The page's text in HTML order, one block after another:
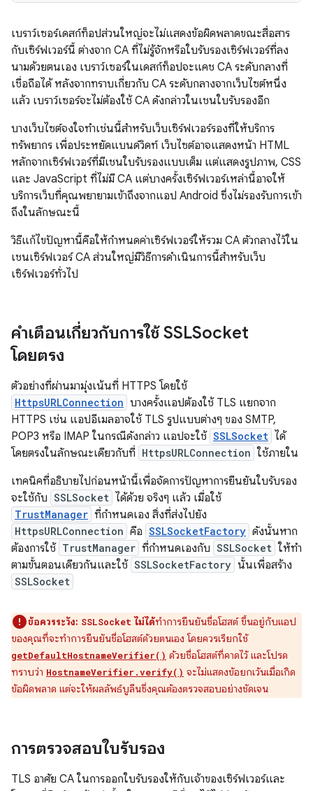
เบราว์เซอร์เดสก์ท็อปส่วนใหญ่จะไม่แสดงข้อผิดพลาดขณะสื่อสาร
กับเซิร์ฟเวอร์นี้ ต่างจาก CA ที่ไม่รู้จักหรือใบรับรองเซิร์ฟเวอร์ที่ลง
นามด้วยตนเอง เบราว์เซอร์ในเดสก์ท็อปจะแคช CA ระดับกลางที่
เชื่อถือได้ หลังจากทราบเกี่ยวกับ CA ระดับกลางจากเว็บไซต์หนึ่ง
แล้ว เบราว์เซอร์จะไม่ต้องใช้ CA ดังกล่าวในเชนใบรับรองอีก
บางเว็บไซต์จงใจทำเช่นนี้สำหรับเว็บเซิร์ฟเวอร์รองที่ให้บริการ
ทรัพยากร เพื่อประหยัดแบนด์วิดท์ เว็บไซต์อาจแสดงหน้า HTML
หลักจากเซิร์ฟเวอร์ที่มีเชนใบรับรองแบบเต็ม แต่แสดงรูปภาพ, CSS
และ JavaScript ที่ไม่มี CA แต่บางครั้งเซิร์ฟเวอร์เหล่านี้อาจให้
บริการเว็บที่คุณพยายามเข้าถึงจากแอป Android ซึ่งไม่รองรับการเข้า
ถึงในลักษณะนี้
วิธีแก้ไขปัญหานี้คือให้กําหนดค่าเซิร์ฟเวอร์ให้รวม CA ตัวกลางไว้ใน
เชนเซิร์ฟเวอร์ CA ส่วนใหญ่มีวิธีการดำเนินการนี้สำหรับเว็บ
เซิร์ฟเวอร์ทั่วไป
คำเตือนเกี่ยวกับการใช้ SSLSocket
โดยตรง
ตัวอย่างที่ผ่านมามุ่งเน้นที่ HTTPS โดยใช้
HttpsURLConnection บางครั้งแอปต้องใช้ TLS แยกจาก
HTTPS เช่น แอปอีเมลอาจใช้ TLS รูปแบบต่างๆ ของ SMTP,
POP3 หรือ IMAP ในกรณีดังกล่าว แอปจะใช้ SSLSocket ได้
โดยตรงในลักษณะเดียวกับที่ HttpsURLConnection ใช้ภายใน
เทคนิคที่อธิบายไปก่อนหน้านี้เพื่อจัดการปัญหาการยืนยันใบรับรอง
จะใช้กับ SSLSocket ได้ด้วย จริงๆ แล้ว เมื่อใช้
TrustManager ที่กําหนดเอง สิ่งที่ส่งไปยัง
HttpsURLConnection คือ SSLSocketFactory ดังนั้นหาก
ต้องการใช้ TrustManager ที่กําหนดเองกับ SSLSocket ให้ทํา
ตามขั้นตอนเดียวกันและใช้ SSLSocketFactory นั้นเพื่อสร้าง
SSLSocket
ข้อควรระวัง: SSLSocket ไม่ได้ทำการยืนยันชื่อโฮสต์ ขึ้นอยู่กับแอป
ของคุณที่จะทำการยืนยันชื่อโฮสต์ด้วยตนเอง โดยควรเรียกใช้
getDefaultHostnameVerifier() ด้วยชื่อโฮสต์ที่คาดไว้ และโปรด
ทราบว่า HostnameVerifier.verify() จะไม่แสดงข้อยกเว้นเมื่อเกิด
ข้อผิดพลาด แต่จะให้ผลลัพธ์บูลีนซึ่งคุณต้องตรวจสอบอย่างชัดเจน
การตรวจสอบใบรับรอง
TLS อาศัย CA ในการออกใบรับรองให้กับเจ้าของเซิร์ฟเวอร์และ